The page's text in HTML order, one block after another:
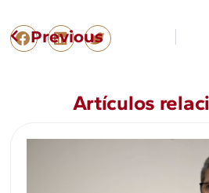
Previous
Artículos